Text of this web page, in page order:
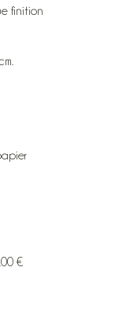
finition
€
€
€